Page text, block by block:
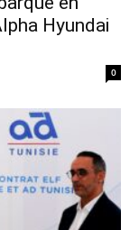
Hyundai
0